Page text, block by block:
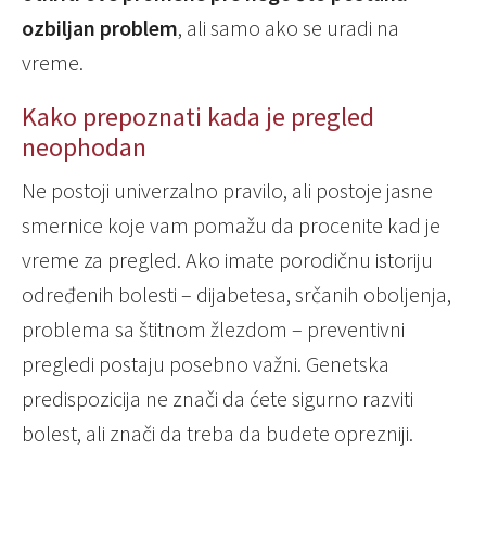
ozbiljan problem, ali samo ako se uradi na
vreme.
Kako prepoznati kada je pregled
neophodan
Ne postoji univerzalno pravilo, ali postoje jasne
smernice koje vam pomažu da procenite kad je
vreme za pregled. Ako imate porodičnu istoriju
određenih bolesti – dijabetesa, srčanih oboljenja,
problema sa štitnom žlezdom – preventivni
pregledi postaju posebno važni. Genetska
predispozicija ne znači da ćete sigurno razviti
bolest, ali znači da treba da budete oprezniji.